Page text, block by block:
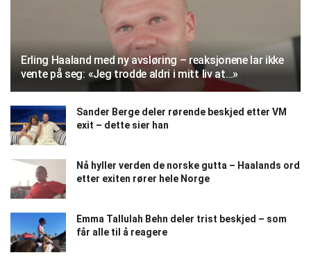
Erling Haaland med ny avsløring – reaksjonene lar ikke
vente på seg: «Jeg trodde aldri i mitt liv at…»
Sander Berge deler rørende beskjed etter VM
exit – dette sier han
Nå hyller verden de norske gutta – Haalands ord
etter exiten rører hele Norge
Emma Tallulah Behn deler trist beskjed – som
får alle til å reagere